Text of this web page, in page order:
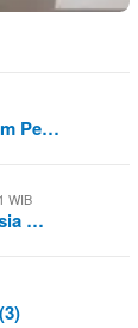
Pe…
WIB
…